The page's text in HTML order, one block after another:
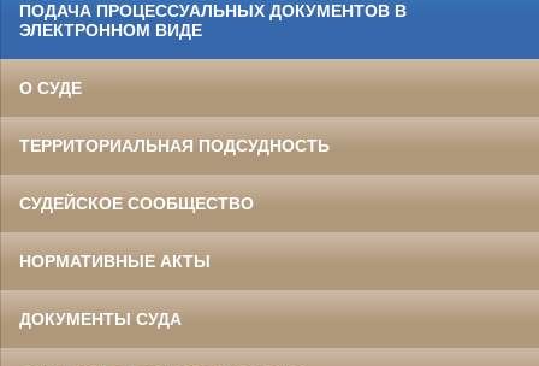
ПОДАЧА ПРОЦЕССУАЛЬНЫХ ДОКУМЕНТОВ В
ЭЛЕКТРОННОМ ВИДЕ
О СУДЕ
ТЕРРИТОРИАЛЬНАЯ ПОДСУДНОСТЬ
СУДЕЙСКОЕ СООБЩЕСТВО
НОРМАТИВНЫЕ АКТЫ
ДОКУМЕНТЫ СУДА